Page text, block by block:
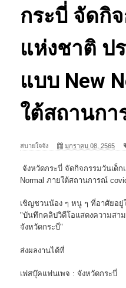
กระบี่ จัดกิ
แห่งชาติ ป
แบบ New
ใต้สถานก
สบายใจจัง มกราคม 08, 2565
จังหวัดกระบี่ จัดกิจกรรมวันเด็
Normal ภายใต้สถานการณ์
เชิญชวนน้อง ๆ หนู ๆ ที่อาศัยอยู่
"บันทึกคลิปวิดีโอแสดงความสา
จังหวัดกระบี่"
ส่งผลงานได้ที่
เฟสบุ๊คแฟนเพจ : จังหวัดกระบี่